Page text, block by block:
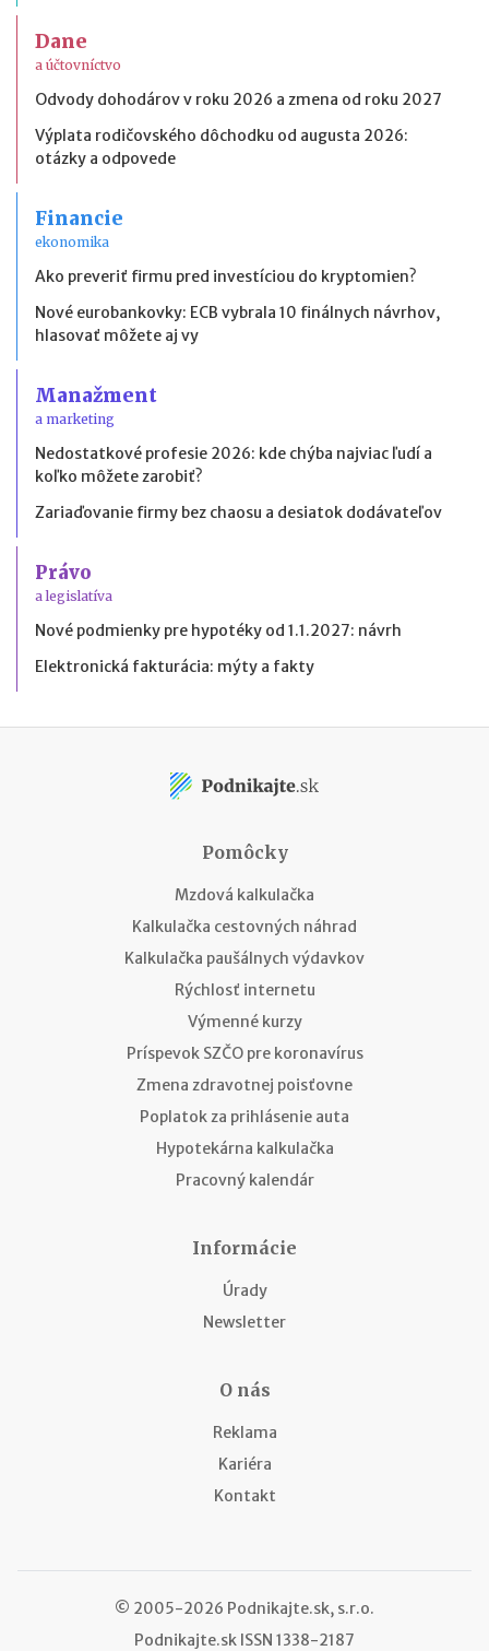
Dane
a účtovníctvo
Odvody dohodárov v roku 2026 a zmena od roku 2027
Výplata rodičovského dôchodku od augusta 2026:
otázky a odpovede
Financie
ekonomika
Ako preveriť firmu pred investíciou do kryptomien?
Nové eurobankovky: ECB vybrala 10 finálnych návrhov,
hlasovať môžete aj vy
Manažment
a marketing
Nedostatkové profesie 2026: kde chýba najviac ľudí a
koľko môžete zarobiť?
Zariaďovanie firmy bez chaosu a desiatok dodávateľov
Právo
a legislatíva
Nové podmienky pre hypotéky od 1.1.2027: návrh
Elektronická fakturácia: mýty a fakty
Pomôcky
Mzdová kalkulačka
Kalkulačka cestovných náhrad
Kalkulačka paušálnych výdavkov
Rýchlosť internetu
Výmenné kurzy
Príspevok SZČO pre koronavírus
Zmena zdravotnej poisťovne
Poplatok za prihlásenie auta
Hypotekárna kalkulačka
Pracovný kalendár
Informácie
Úrady
Newsletter
O nás
Reklama
Kariéra
Kontakt
© 2005-2026 Podnikajte.sk, s.r.o.
Podnikajte.sk ISSN 1338-2187